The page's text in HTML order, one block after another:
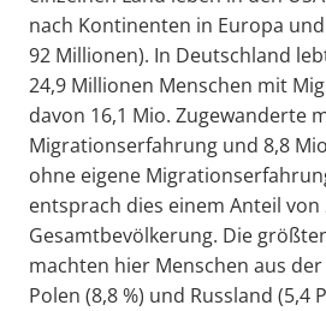
nach Kontinenten in Europa und
92 Millionen). In Deutschland
24,9 Millionen Menschen mit
davon 16,1 Mio. Zugewanderte
Migrationserfahrung und 8,8
ohne eigene
entsprach dies einem Anteil
Gesamtbevölkerung. Die
machten hier Menschen aus der
Polen (8,8 %) und Russland (5,4